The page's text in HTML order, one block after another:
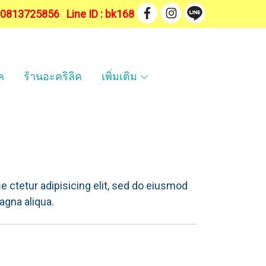
Line ID : bk168
ร้านอะคริลิค เพิ่มเติม
ctetur adipisicing elit, sed do eiusmod
aliqua.